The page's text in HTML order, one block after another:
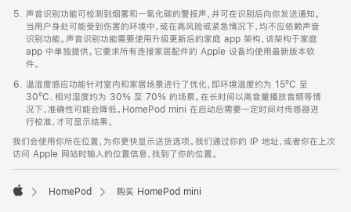
声音识别功能可检测到烟雾和一氧化碳的警报声，并可在识别后向你发送通知。
当用户身处可能受到伤害的环境中，或在高风险或紧急情况下，均不应依赖声音
识别功能。声音识别功能需要使用升级更新后的家庭 app 架构，该架构于家庭
app 中单独提供。它要求所有连接家居配件的 Apple 设备均使用最新版本软
件。
温湿度感应功能针对室内和家居场景进行了优化，即环境温度约为 15ºC 至
30ºC、相对湿度约为 30% 至 70% 的场景。在长时间以高音量播放音频等情
况下，准确性可能会降低。HomePod mini 在启动后需要一定时间对传感器进
行校准，才可显示结果。
我们会使用你所在位置，为你更快显示送货选项。我们通过你的 IP 地址，或者你在上次
访问 Apple 网站时输入的位置信息，找到了你的位置。
HomePod 购买 HomePod mini